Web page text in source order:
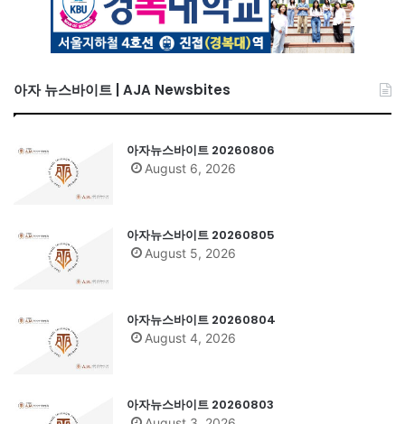
아자 뉴스바이트 | AJA Newsbites
아자뉴스바이트 20260806
August 6, 2026
아자뉴스바이트 20260805
August 5, 2026
아자뉴스바이트 20260804
August 4, 2026
아자뉴스바이트 20260803